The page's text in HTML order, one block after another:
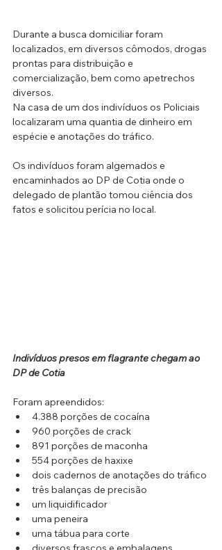
Durante a busca domiciliar foram
localizados, em diversos cômodos, drogas
prontas para distribuição e
comercialização, bem como apetrechos
diversos.
Na casa de um dos indivíduos os Policiais
localizaram uma quantia de dinheiro em
espécie e anotações do tráfico.
Os indivíduos foram algemados e
encaminhados ao DP de Cotia onde o
delegado de plantão tomou ciência dos
fatos e solicitou perícia no local.
Indivíduos presos em flagrante chegam ao
DP de Cotia
Foram apreendidos:
4.388 porções de cocaína
960 porções de crack
891 porções de maconha
554 porções de haxixe
dois cadernos de anotações do tráfico
três balanças de precisão
um liquidificador
uma peneira
uma tábua para corte